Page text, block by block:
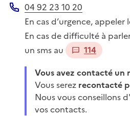
Téléphone
04 92 23 10 20
En cas d’urgence, appeler
En cas de difficulté à
un sms au
114
Vous avez contacté un
Vous serez recontacté
Nous vous conseillons
vos contacts.